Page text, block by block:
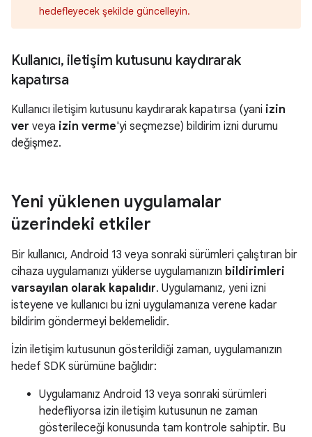
hedefleyecek şekilde güncelleyin.
Kullanıcı, iletişim kutusunu kaydırarak
kapatırsa
Kullanıcı iletişim kutusunu kaydırarak kapatırsa (yani izin
ver veya izin verme'yi seçmezse) bildirim izni durumu
değişmez.
Yeni yüklenen uygulamalar
üzerindeki etkiler
Bir kullanıcı, Android 13 veya sonraki sürümleri çalıştıran bir
cihaza uygulamanızı yüklerse uygulamanızın bildirimleri
varsayılan olarak kapalıdır. Uygulamanız, yeni izni
isteyene ve kullanıcı bu izni uygulamanıza verene kadar
bildirim göndermeyi beklemelidir.
İzin iletişim kutusunun gösterildiği zaman, uygulamanızın
hedef SDK sürümüne bağlıdır:
Uygulamanız Android 13 veya sonraki sürümleri
hedefliyorsa izin iletişim kutusunun ne zaman
gösterileceği konusunda tam kontrole sahiptir. Bu